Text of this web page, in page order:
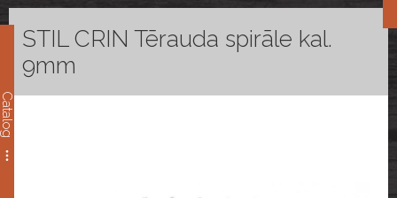
Catalog
STIL CRIN Tērauda spirāle kal.
9mm